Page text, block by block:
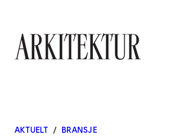
AKTUELT / BRANSJE